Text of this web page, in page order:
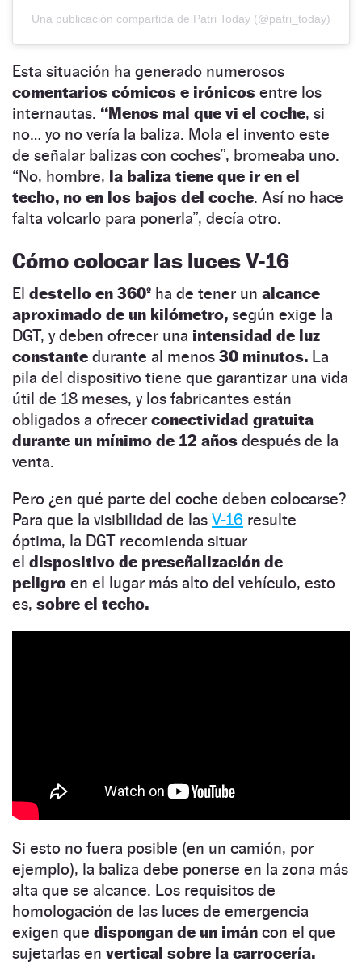
Una publicación compartida de Patri Today (@patri_today)
Esta situación ha generado numerosos
comentarios cómicos e irónicos entre los
internautas. “Menos mal que vi el coche, si
no… yo no vería la baliza. Mola el invento este
de señalar balizas con coches”, bromeaba uno.
“No, hombre, la baliza tiene que ir en el
techo, no en los bajos del coche. Así no hace
falta volcarlo para ponerla”, decía otro.
Cómo colocar las luces V-16
El destello en 360º ha de tener un alcance
aproximado de un kilómetro, según exige la
DGT, y deben ofrecer una intensidad de luz
constante durante al menos 30 minutos. La
pila del dispositivo tiene que garantizar una vida
útil de 18 meses, y los fabricantes están
obligados a ofrecer conectividad gratuita
durante un mínimo de 12 años después de la
venta.
Pero ¿en qué parte del coche deben colocarse?
Para que la visibilidad de las V-16 resulte
óptima, la DGT recomienda situar
el dispositivo de preseñalización de
peligro en el lugar más alto del vehículo, esto
es, sobre el techo.
Si esto no fuera posible (en un camión, por
ejemplo), la baliza debe ponerse en la zona más
alta que se alcance. Los requisitos de
homologación de las luces de emergencia
exigen que dispongan de un imán con el que
sujetarlas en vertical sobre la carrocería.